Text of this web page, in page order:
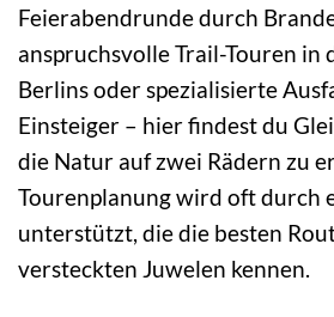
Feierabendrunde durch
anspruchsvolle Trail-Touren in
Berlins oder spezialisierte
Einsteiger – hier findest du
die Natur auf zwei Rädern zu
Tourenplanung wird oft durch
unterstützt, die die besten
versteckten Juwelen kennen.